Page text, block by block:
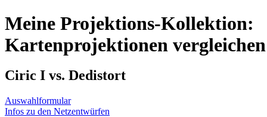
Meine Projektions-Kollektion:
Kartenprojektionen vergleichen
Ciric I vs. Dedistort
Auswahlformular
Infos zu den Netzentwürfen